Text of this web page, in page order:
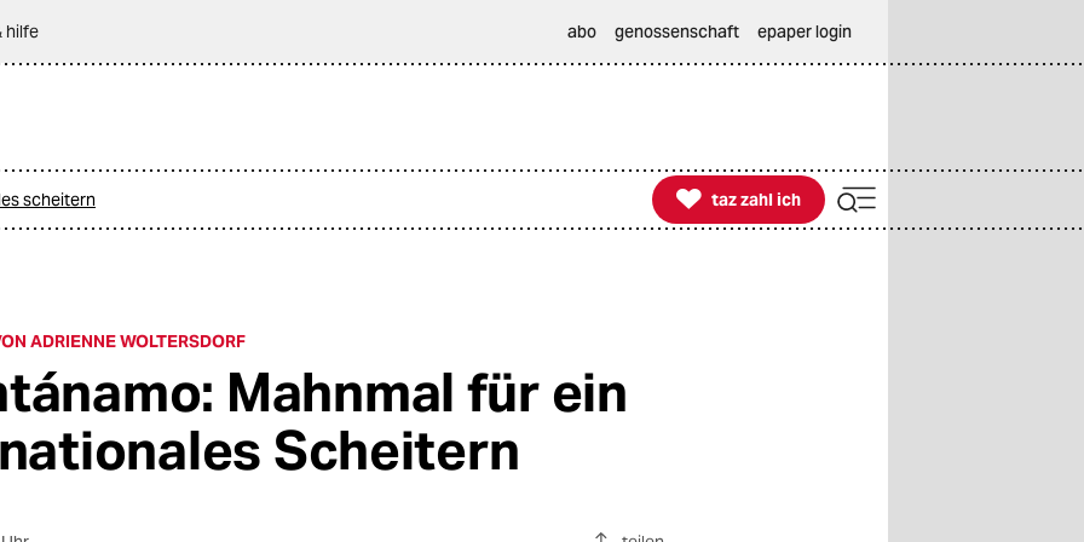
hilfe abo genossenschaft epaper login
scheitern 
taz zahl ich
taz zahl ich
ADRIENNE WOLTERSDORF
Mahnmal für ein
Scheitern